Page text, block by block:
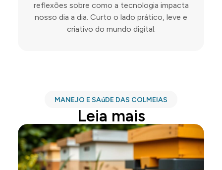
reflexões sobre como a tecnologia impacta
nosso dia a dia. Curto o lado prático, leve e
criativo do mundo digital.
MANEJO E SAúDE DAS COLMEIAS
Leia mais